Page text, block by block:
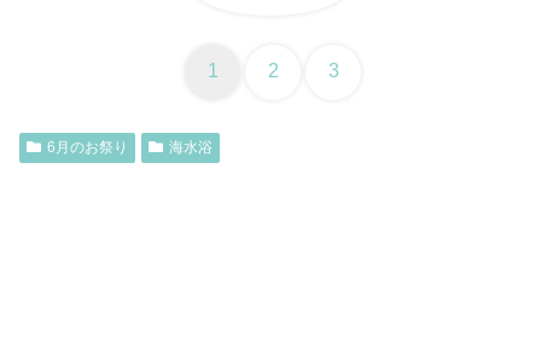
1 2 3
6月のお祭り 海水浴